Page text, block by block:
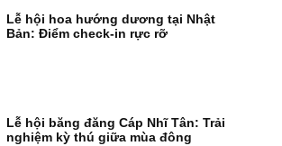
Lễ hội hoa hướng dương tại Nhật
Bản: Điểm check-in rực rỡ
Lễ hội băng đăng Cáp Nhĩ Tân: Trải
nghiệm kỳ thú giữa mùa đông